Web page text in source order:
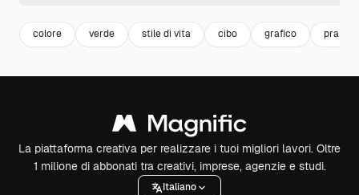
colore verde stile di vita cibo grafico pranzo
La piattaforma creativa per realizzare i tuoi migliori lavori. Oltre
1 milione di abbonati tra creativi, imprese, agenzie e studi.
Italiano